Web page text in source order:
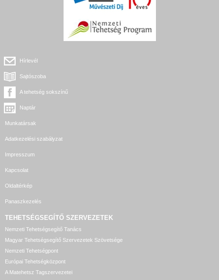
Hírlevél
Sajtószoba
A tehetség sokszínű
Naptár
Munkatársak
Adatkezelési szabályzat
Impresszum
Kapcsolat
Oldaltérkép
Panaszkezelés
TEHETSÉGSEGÍTŐ SZERVEZETEK
Nemzeti Tehetségsegítő Tanács
Magyar Tehetségsegítő Szervezetek Szövetsége
Nemzeti Tehetségpont
Európai Tehetségközpont
A Matehetsz Tagszervezetei